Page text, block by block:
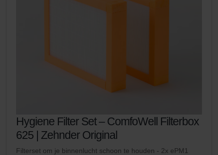
Hygiene Filter Set – ComfoWell Filterbox
625 | Zehnder Original
Filterset om je binnenlucht schoon te houden - 2x ePM1